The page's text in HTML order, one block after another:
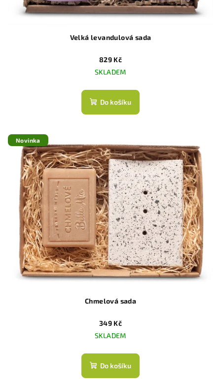
Velká levandulová sada
829 Kč
SKLADEM
Do košíku
Novinka
Chmelová sada
349 Kč
SKLADEM
Do košíku